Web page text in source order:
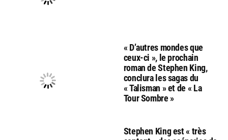
« D’autres mondes que
ceux-ci », le prochain
roman de Stephen King,
conclura les sagas du
« Talisman » et de « La
Tour Sombre »
Stephen King est « très